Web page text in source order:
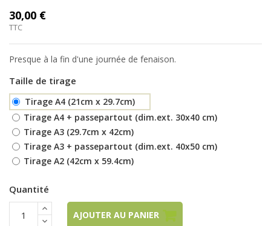
30,00 €
TTC
Presque à la fin d'une journée de fenaison.
Taille de tirage
Tirage A4 (21cm x 29.7cm)
Tirage A4 + passepartout (dim.ext. 30x40 cm)
Tirage A3 (29.7cm x 42cm)
Tirage A3 + passepartout (dim.ext. 40x50 cm)
Tirage A2 (42cm x 59.4cm)
Quantité
AJOUTER AU PANIER